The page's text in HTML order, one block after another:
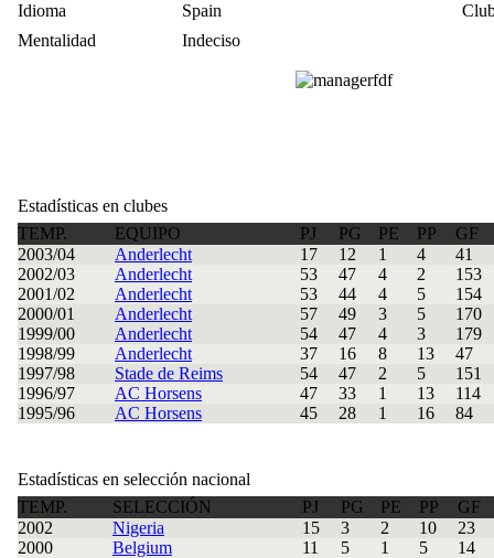
Idioma
Spain
Mentalidad
Indeciso
Estadísticas en clubes
TEMP.
EQUIPO PJ PG PE PP
GF
2003/04
Anderlecht 17 12 1 4
41
2002/03
Anderlecht 53 47 4 2
153
2001/02
Anderlecht 53 44 4 5
154
2000/01
Anderlecht 57 49 3 5
170
1999/00
Anderlecht 54 47 4 3
179
1998/99
Anderlecht 37 16 8 13
47
1997/98
Stade de Reims 54 47 2 5
151
1996/97
AC Horsens 47 33 1 13
114
1995/96
AC Horsens 45 28 1 16 84
Estadísticas en selección nacional
TEMP.
SELECCIÓN PJ PG PE PP
GF
2002
Nigeria 15 3 2 10
23
2000
Belgium 11 5 1 5 14